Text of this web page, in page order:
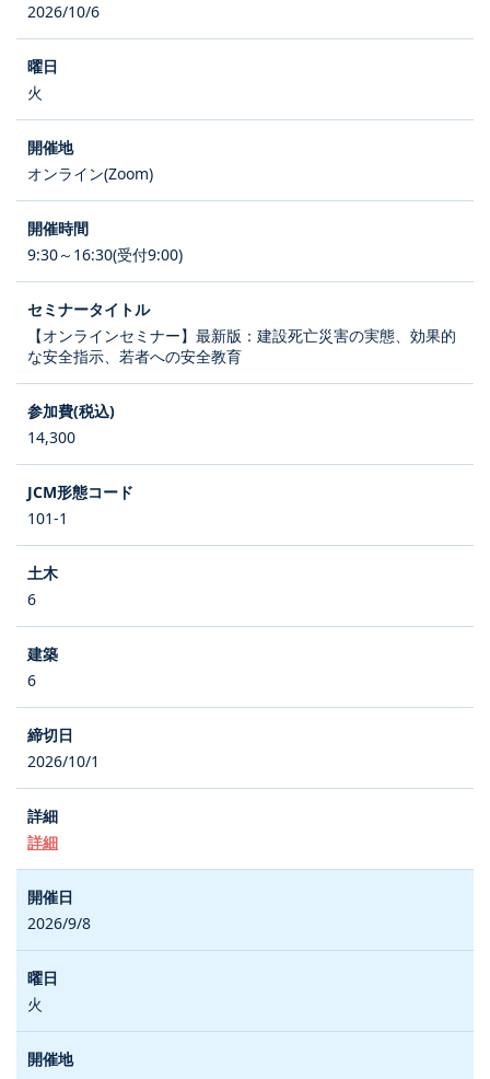
2026/10/6
火
オンライン(Zoom)
9:30～16:30(受付9:00)
【オンラインセミナー】最新版：建設死亡災害の実態、効果的
な安全指示、若者への安全教育
14,300
101-1
6
6
2026/10/1
詳細
2026/9/8
火